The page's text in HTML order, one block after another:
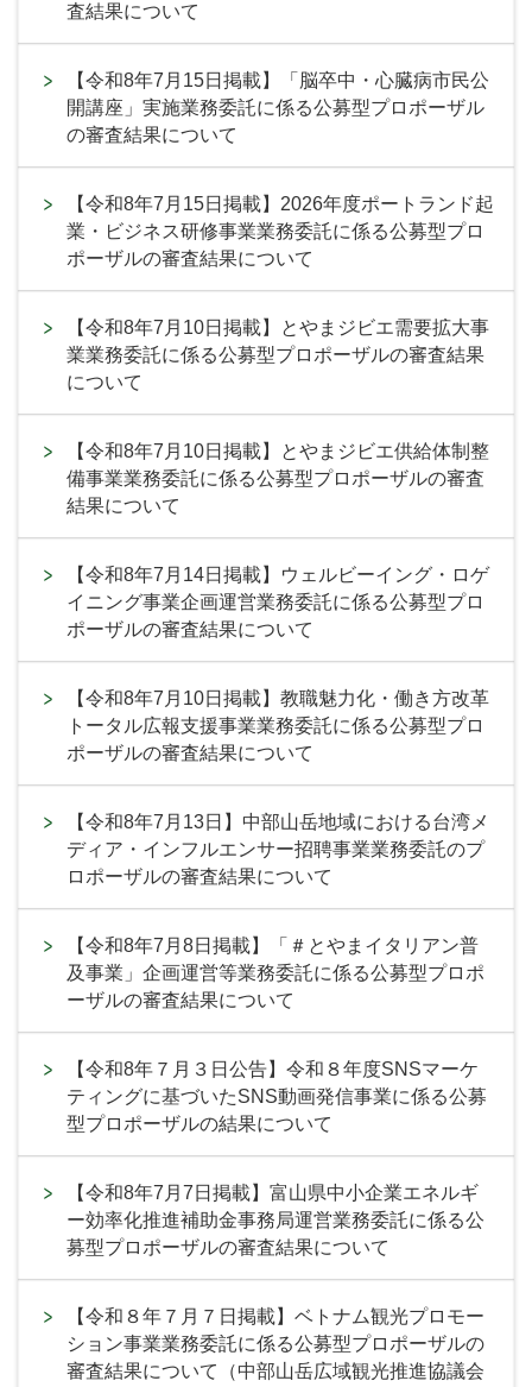
査結果について
【令和8年7月15日掲載】「脳卒中・心臓病市民公
開講座」実施業務委託に係る公募型プロポーザル
の審査結果について
【令和8年7月15日掲載】2026年度ポートランド起
業・ビジネス研修事業業務委託に係る公募型プロ
ポーザルの審査結果について
【令和8年7月10日掲載】とやまジビエ需要拡大事
業業務委託に係る公募型プロポーザルの審査結果
について
【令和8年7月10日掲載】とやまジビエ供給体制整
備事業業務委託に係る公募型プロポーザルの審査
結果について
【令和8年7月14日掲載】ウェルビーイング・ロゲ
イニング事業企画運営業務委託に係る公募型プロ
ポーザルの審査結果について
【令和8年7月10日掲載】教職魅力化・働き方改革
トータル広報支援事業業務委託に係る公募型プロ
ポーザルの審査結果について
【令和8年7月13日】中部山岳地域における台湾メ
ディア・インフルエンサー招聘事業業務委託のプ
ロポーザルの審査結果について
【令和8年7月8日掲載】「＃とやまイタリアン普
及事業」企画運営等業務委託に係る公募型プロポ
ーザルの審査結果について
【令和8年７月３日公告】令和８年度SNSマーケ
ティングに基づいたSNS動画発信事業に係る公募
型プロポーザルの結果について
【令和8年7月7日掲載】富山県中小企業エネルギ
ー効率化推進補助金事務局運営業務委託に係る公
募型プロポーザルの審査結果について
【令和８年７月７日掲載】ベトナム観光プロモー
ション事業業務委託に係る公募型プロポーザルの
審査結果について（中部山岳広域観光推進協議会